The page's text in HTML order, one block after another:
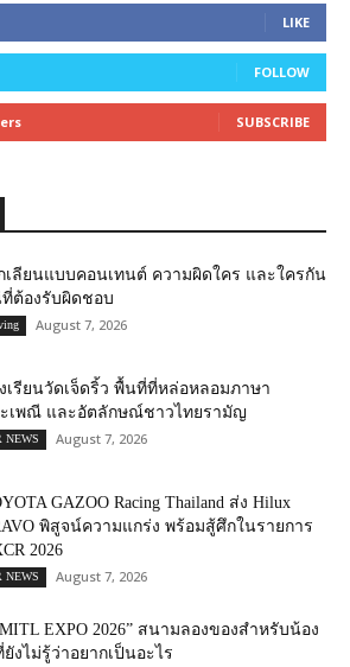
LIKE
FOLLOW
SUBSCRIBE
เลียนแบบคอนเทนต์ ความผิดใคร และใครกัน
ต้องรับผิดชอบ
August 7, 2026
เรียนวัดเจ็ดริ้ว พื้นที่ที่หล่อหลอมภาษา
เพณี และอัตลักษณ์ชาวไทยรามัญ
NEWS August 7, 2026
GAZOO Racing Thailand ส่ง Hilux
พิสูจน์ความแกร่ง พร้อมสู้ศึกในรายการ
2026
NEWS August 7, 2026
EXPO 2026” สนามลองของสำหรับน้อง
ยังไม่รู้ว่าอยากเป็นอะไร